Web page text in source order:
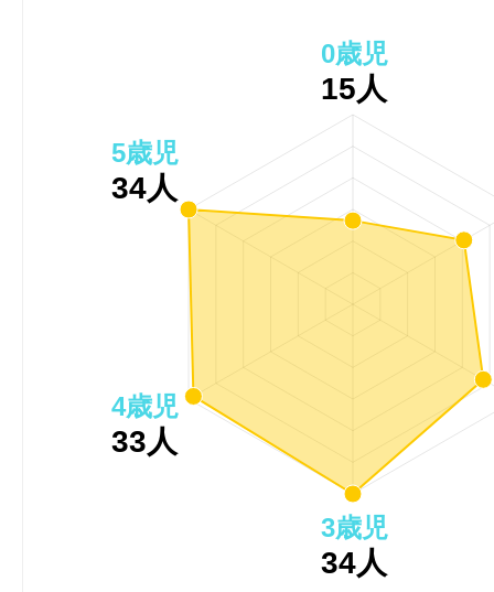
0歳児
15人
3歳児
34人
4歳児
33人
5歳児
34人